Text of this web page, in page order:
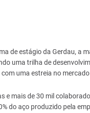
de estágio da Gerdau, a
uma trilha de
uma estreia no
e mais de 30 mil
do aço produzido pela